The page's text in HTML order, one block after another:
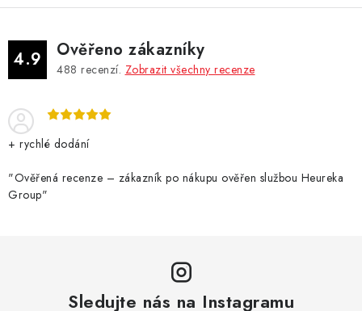
á
d
a
c
p
r
k
y
4.9 Ověřeno zákazníky
488 recenzí. Zobrazit všechny recenze
+ rychlé dodání
"Ověřená recenze – zákazník po nákupu ověřen službou Heureka
Group"
Sledujte nás na Instagramu